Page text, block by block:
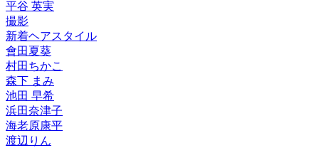
平谷 英実
撮影
新着ヘアスタイル
會田夏葵
村田ちかこ
森下 まみ
池田 早希
浜田奈津子
海老原康平
渡辺りん